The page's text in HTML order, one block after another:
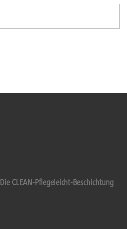
Die CLEAN-Pflegeleicht-Beschichtung